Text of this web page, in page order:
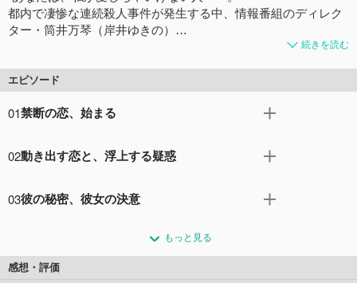
都内で凄惨な連続殺人事件が発生する中、情報番組のディレク
ター・筒井万琴（岸井ゆきの）…
続きを読む
エピソード
01禁断の恋、始まる
連続殺人事件が発生する中、情報番組のディレクター・筒
出会う。彼の名は、設楽浩暉（志尊淳）。週刊誌のフリー
付けた名物記者だ。報道スタンスが全く違う２人だが、共
の運命の出会いは疑惑と葛藤が渦巻く“闇”の入口だった
02動き出す恋と、浮上する疑惑
間をにぎわせている連続殺人事件【ホルスの目殺人事件】
淳）と出会った。スクープのためなら手段を選ばない浩暉
のやり方に反発する万琴。しかし、そのジャーナリストと
しての信念に触れ、心を開き始める。その矢先、ホテルで
03彼の秘密、彼女の決意
で、惹かれ合い、一夜を共にした浩暉（志尊淳）と万琴
（岸井ゆきの）。しかし、翌朝、万琴が目覚めるとすでに
もっと見る
感想・評価